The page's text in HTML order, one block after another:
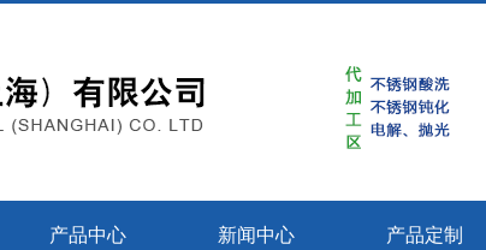
产品中心 新闻中心 产品定制